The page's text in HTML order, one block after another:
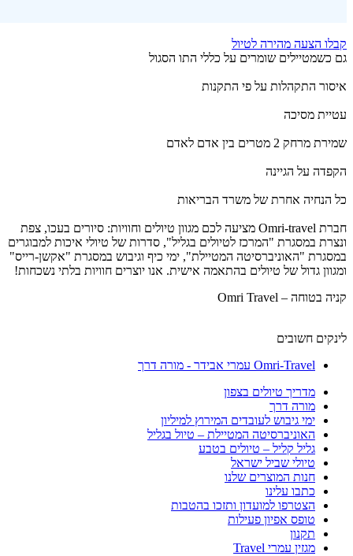
קבלו הצעה מהירה לטיול
גם כשמטיילים שומרים על כללי התו הסגול
איסור התקהלות על פי התקנות
עטיית מסיכה
שמירת מרחק 2 מטרים בין אדם לאדם
הקפדה על הגיינה
כל הנחיה אחרת של משרד הבריאות
חברת Omri-travel מציעה לכם מגוון טיולים וחוויות: סיורים בעכו, צפת
ונצרת במסגרת "המרכז לטיולים בגליל", סדרות של טיולי איכות למבוגרים
במסגרת "האוניברסיטה המטיילת", ימי כיף וגיבוש במסגרת "אקשן-רייס"
ומגוון גדול של טיולים בהתאמה אישית. אנו יוצרים חוויות בלתי נשכחות!
קניה בטוחה – Omri Travel
לינקים חשובים
Omri-Travel עמרי אבידר - מורה דרך
מדריך טיולים בצפון
מורה דרך
ימי גיבוש לעובדים המירוץ למיליון
האוניברסיטה המטיילת – טיול בגליל
גליל קליל – טיולים בטבע
טיולי שביל ישראל
חנות המוצרים שלנו
כתבו עלינו
הצטרפו למועדון ותזכו בהטבות
טופס אפיון פעילות
תקנון
מגזין עמרי Travel